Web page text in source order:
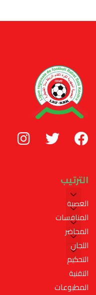
الترتيب
العصبة
المنافسات
المحاضر
اللجان
التحكيم
التقنية
المطبوعات